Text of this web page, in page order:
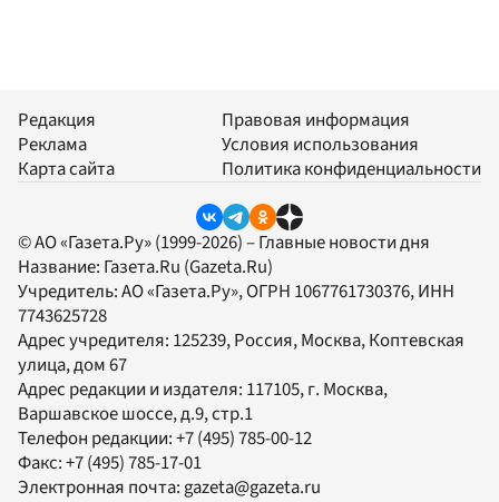
Редакция
Реклама
Карта сайта
Правовая информация
Условия использования
Политика конфиденциальности
© АО «Газета.Ру» (1999-2026) – Главные новости дня
Название: Газета.Ru (Gazeta.Ru)
Учредитель:АО «Газета.Ру», ОГРН 1067761730376, ИНН
7743625728
Адрес учредителя: 125239, Россия, Москва, Коптевская
улица, дом 67
Адрес редакции и издателя: 117105, г. Москва,
Варшавское шоссе, д.9, стр.1
Телефон редакции:+7 (495) 785-00-12
Факс:+7 (495) 785-17-01
Электронная почта:gazeta@gazeta.ru